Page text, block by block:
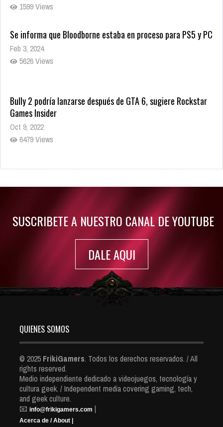
1599 Views
Se informa que Bloodborne estaba en proceso para PS5 y PC
Feb 3, 2024
5626 Views
Bully 2 podría lanzarse después de GTA 6, sugiere Rockstar
Games Insider
Oct 9, 2022
6479 Views
Rumor: Se filtran los primeros detalles de Resident Evil 9
SUSCRIBETE A NUESTRO CANAL DE YOUTUBE
DALE AQUI
QUIENES SOMOS
© 2025 FrikiGamers. Todos los derechos reservados. / All
rights reserved.
Medio independiente dedicado a videojuegos, tecnología y
cultura geek. / Independent media covering gaming, tech,
and geek culture.
📧 info@frikigamers.com |
Acerca de / About |